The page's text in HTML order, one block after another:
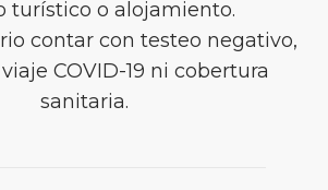
turístico o alojamiento.
contar con testeo negativo,
COVID-19 ni cobertura
sanitaria.